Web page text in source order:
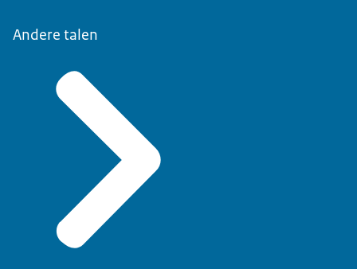
Andere talen